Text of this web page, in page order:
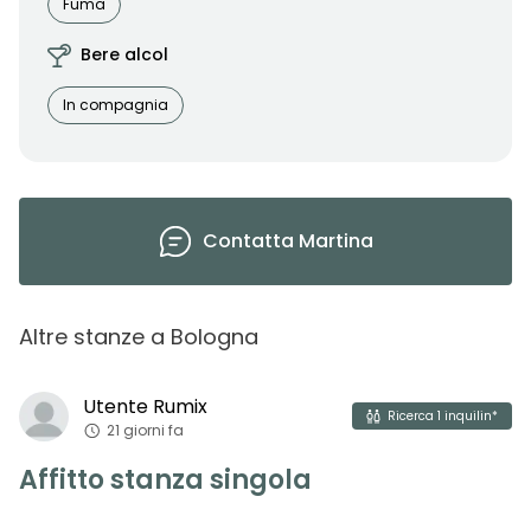
Fuma
Bere alcol
In compagnia
Contatta Martina
Altre stanze a Bologna
Utente Rumix
21 giorni fa
Ricerca 1 inquilin*
Affitto stanza singola